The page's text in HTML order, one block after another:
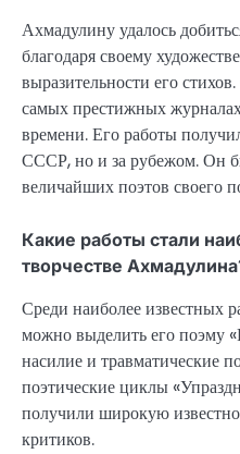
Ахмадулину удалось
благодаря своему
выразительности его
самых престижных
времени. Его работы
СССР, но и за рубежом. Он
величайших поэтов своего
Какие работы стали
творчестве
Среди наиболее известных
можно выделить его поэму
насилие и травматические
поэтические циклы
получили широкую
критиков.